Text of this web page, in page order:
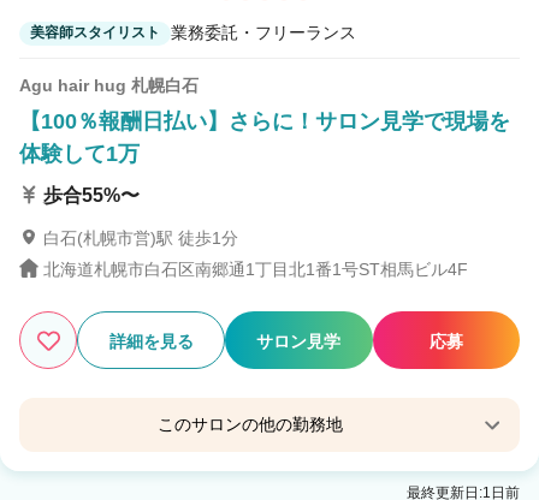
美容師スタイリスト 業務委託・フリーランス
Agu hair hug 札幌白石
【100％報酬日払い】さらに！サロン見学で現場を
体験して1万
歩合55%〜
白石(札幌市営)駅 徒歩1分
北海道札幌市白石区南郷通1丁目北1番1号ST相馬ビル4F
詳細を見る サロン見学 応募
このサロンの他の勤務地
Agu hair eve南郷7丁目
最終更新日:1日前